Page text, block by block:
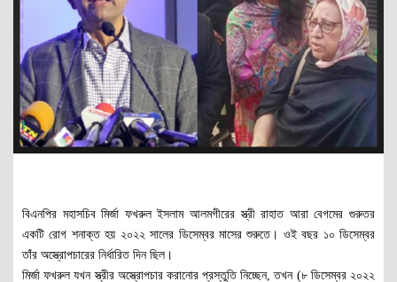
বিএনপির মহাসচিব মির্জা ফখরুল ইসলাম আলমগীরের স্ত্রী রাহাত আরা বেগমের গুরুতর
একটি রোগ শনাক্ত হয় ২০২২ সালের ডিসেম্বর মাসের শুরুতে। ওই বছর ১০ ডিসেম্বর
তাঁর অস্ত্রোপচারের নির্ধারিত দিন ছিল।
মির্জা ফখরুল যখন স্ত্রীর অস্ত্রোপচার করানোর প্রস্তুতি নিচ্ছেন, তখন (৮ ডিসেম্বর ২০২২